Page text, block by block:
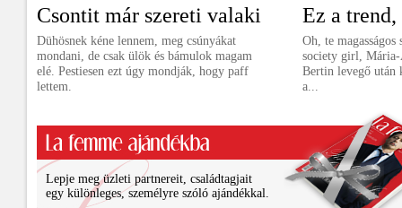
Csontit már szereti valaki
Dühösnek kéne lennem, meg csúnyákat
mondani, de csak ülök és bámulok magam
elé. Pestiesen ezt úgy mondják, hogy paff
lettem.
Ez a
Oh, te
society girl,
Bertin levegő után
a...
Lepje meg üzleti partnereit, családtagjait
egy különleges, személyre szóló ajándékkal.